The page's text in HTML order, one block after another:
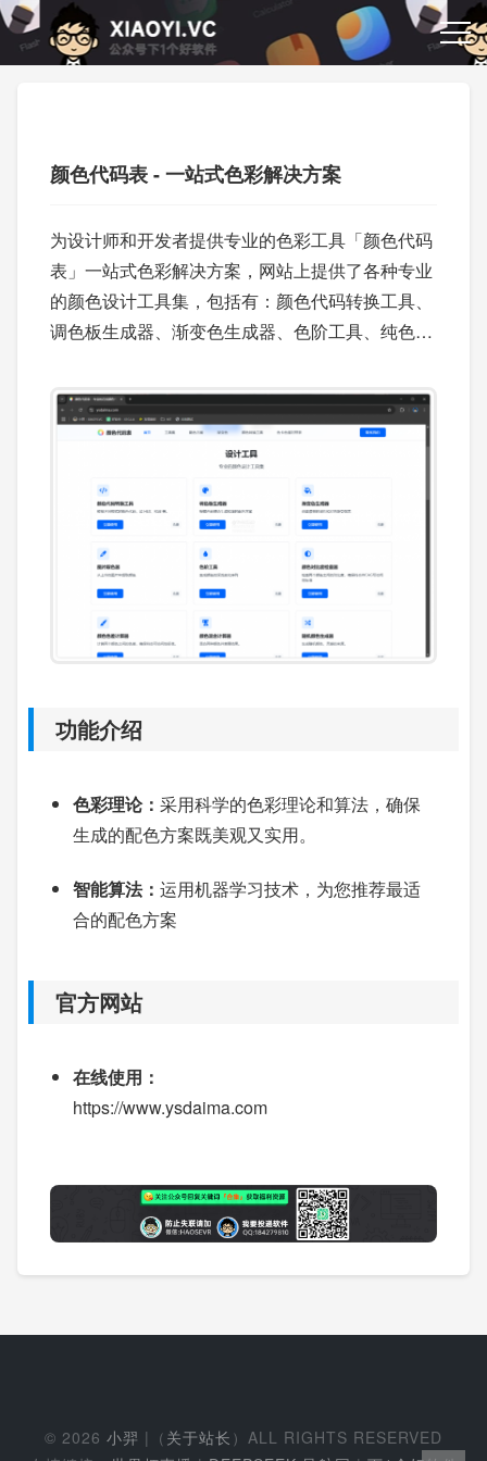
颜色代码表 - 一站式色彩解决方案
为设计师和开发者提供专业的色彩工具「颜色代码
表」一站式色彩解决方案，网站上提供了各种专业
的颜色设计工具集，包括有：颜色代码转换工具、
调色板生成器、渐变色生成器、色阶工具、纯色图
功能介绍
色彩理论： 采用科学的色彩理论和算法，确保
生成的配色方案既美观又实用。
智能算法： 运用机器学习技术，为您推荐最适
合的配色方案
官方网站
在线使用：
https://www.ysdaima.com
© 2026 小羿 |（ 关于站长 ）ALL RIGHTS RESERVED